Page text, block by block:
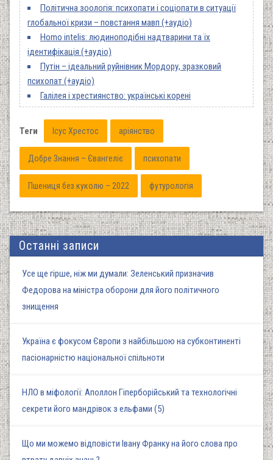
Політична зоологія: психопати і соціопати в ситуації
глобальної кризи ­– повстання мавп (+аудіо)
Homo intelis: людиноподібні надтварини та їх
ідентифікація (+аудіо)
Путін – ідеальний руйнівник Мордору, зразковий
психопат (+аудіо)
Галілея і хрестиянство: українські корені
Теги Ісус Хрестос аріянство
Добре Знання – Євангеліє психопати
Пшениця без куколю – 2022 футурологія
Останні записи
Усе ще гірше, ніж ми думали: Зеленський призначив
Федорова на міністра оборони для його політичного
знищення
Україна є фокусом Європи з найбільшою на субконтиненті
пасіонарністю національної спільноти
НЛО в міфології: Аполлон Гіперборійський та технологічні
секрети його мандрівок з ельфами (5)
Що ми можемо відповісти Івану Франку на його слова про